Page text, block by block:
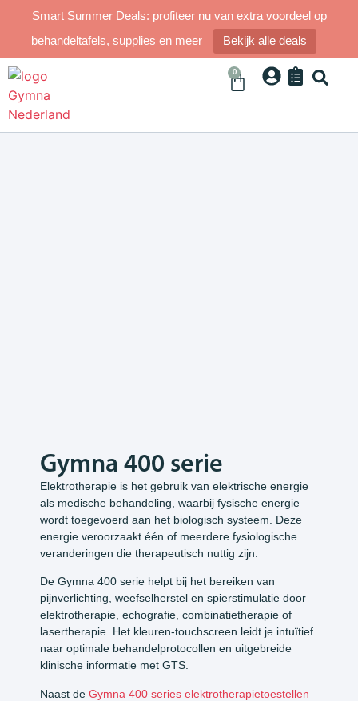
Smart Summer Deals: profiteer nu van extra voordeel op
behandeltafels, supplies en meer
Bekijk alle deals
0
Gymna 400 serie
Elektrotherapie is het gebruik van elektrische energie
als medische behandeling, waarbij fysische energie
wordt toegevoerd aan het biologisch systeem. Deze
energie veroorzaakt één of meerdere fysiologische
veranderingen die therapeutisch nuttig zijn.
De Gymna 400 serie helpt bij het bereiken van
pijnverlichting, weefselherstel en spierstimulatie door
elektrotherapie, echografie, combinatietherapie of
lasertherapie. Het kleuren-touchscreen leidt je intuïtief
naar optimale behandelprotocollen en uitgebreide
klinische informatie met GTS.
Naast de Gymna 400 series elektrotherapietoestellen